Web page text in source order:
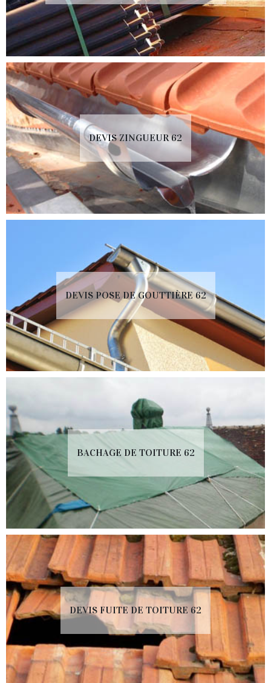
DEVIS ZINGUEUR 62
DEVIS POSE DE GOUTTIÈRE 62
BACHAGE DE TOITURE 62
DEVIS FUITE DE TOITURE 62